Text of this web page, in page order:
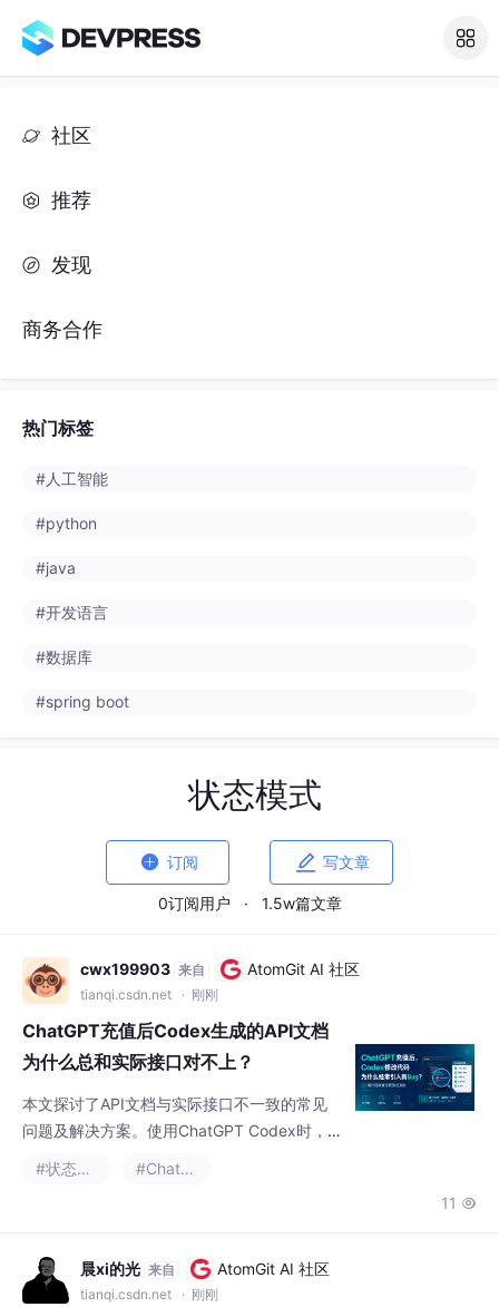
社区
推荐
发现
商务合作
热门标签
#人工智能
#python
#java
#开发语言
#数据库
#spring boot
状态模式
 订阅  写文章
0订阅用户 · 1.5w篇文章
cwx199903 来自 AtomGit AI 社区
tianqi.csdn.net · 刚刚
ChatGPT充值后Codex生成的API文档
为什么总和实际接口对不上？
本文探讨了API文档与实际接口不一致的常见
问题及解决方案。使用ChatGPT Codex时，
文档失真的根本原因在于接口代码和文档被当
唯一可信来源。关键建议包括：建立自动生成
流程避免重复定义、增加运行时Schema校
#状态模式
#ChatGPT
11 
晨xi的光 来自 AtomGit AI 社区
tianqi.csdn.net · 刚刚